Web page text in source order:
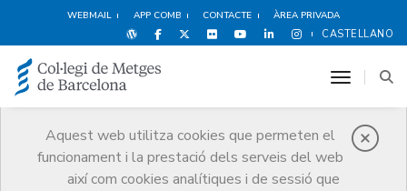
WEBMAIL APP COMB CONTACTE ÀREA PRIVADA
CASTELLANO
Aquest web utilitza cookies que permeten el
funcionament i la prestació dels serveis del web
així com cookies analítiques i de sessió que
toggle
Notícies
Comunicació
Notícies